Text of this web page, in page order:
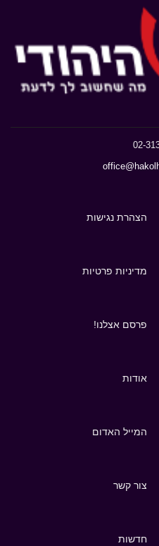
02-
הצהרת נגישות
מדיניות פרטיות
פרסם אצלנו!
אודות
המייל האדום
צור קשר
חדשות